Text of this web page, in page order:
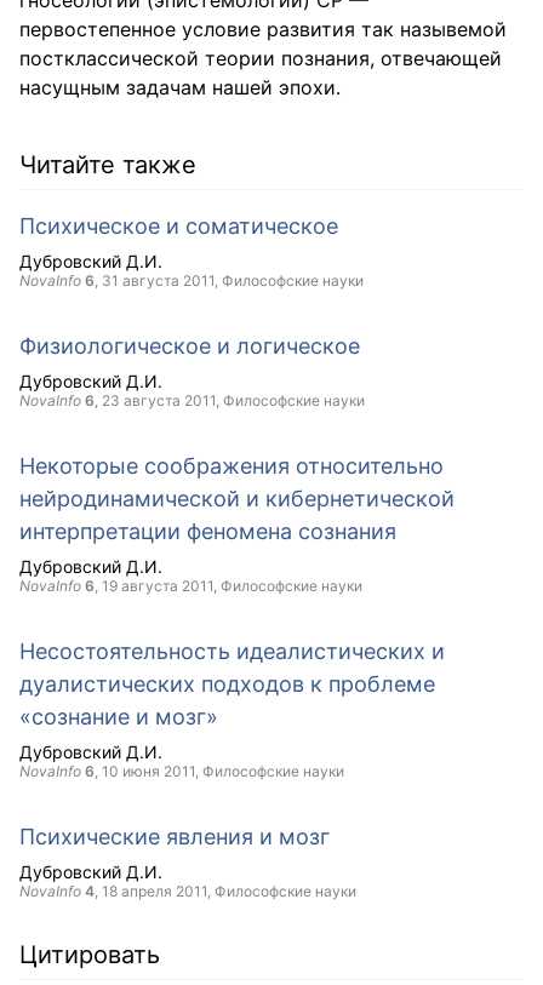
первостепенное условие развития так назывемой
постклассической теории познания, отвечающей
насущным задачам нашей эпохи.
Читайте также
Психическое и соматическое
Дубровский Д.И.
NovaInfo 6, 31 августа 2011, Философские науки
Физиологическое и логическое
Дубровский Д.И.
NovaInfo 6, 23 августа 2011, Философские науки
Некоторые соображения относительно
нейродинамической и кибернетической
интерпретации феномена сознания
Дубровский Д.И.
NovaInfo 6, 19 августа 2011, Философские науки
Несостоятельность идеалистических и
дуалистических подходов к проблеме
«сознание и мозг»
Дубровский Д.И.
NovaInfo 6, 10 июня 2011, Философские науки
Психические явления и мозг
Дубровский Д.И.
NovaInfo 4, 18 апреля 2011, Философские науки
Цитировать